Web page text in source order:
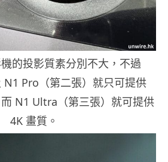
的投影質素分別不大，不過
N1 Pro（第二張）就只可提供
N1 Ultra（第三張）就可提供
4K 畫質。